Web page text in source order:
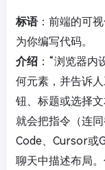
标语：前端的可
为你编写代码。
介绍 ：“浏览器
何元素，并告诉
钮、标题或选择
就会把指令（连
Code、Cursor或
聊天中描述布局